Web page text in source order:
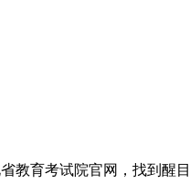
教育考试院官网，找到醒